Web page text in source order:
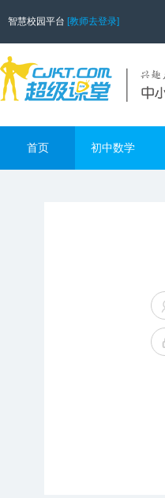
智慧校园平台 [教师去登录]
首页 初中数学